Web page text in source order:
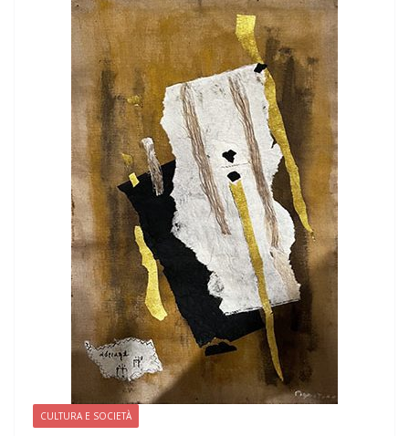
CULTURA E SOCIETÀ